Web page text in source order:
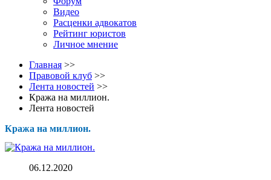
Видео
Расценки адвокатов
Рейтинг юристов
Личное мнение
Главная >>
Правовой клуб >>
Лента новостей >>
Кража на миллион.
Лента новостей
Кража на миллион.
06.12.2020